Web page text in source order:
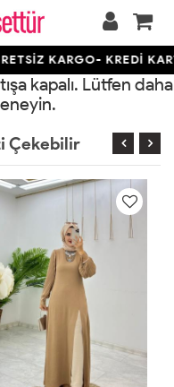
KARGO- KREDİ
kapalı. Lütfen daha
Çekebilir